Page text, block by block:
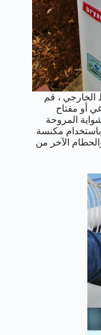
، قم
أو مفتاح
المروحة
باستخدام مكنسة
الآخر من